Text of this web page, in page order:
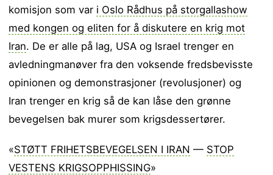
komisjon som var i Oslo Rådhus på storgallashow
med kongen og eliten for å diskutere en krig mot
Iran. De er alle på lag, USA og Israel trenger en
avledningmanøver fra den voksende fredsbevisste
opinionen og demonstrasjoner (revolusjoner) og
Iran trenger en krig så de kan låse den grønne
bevegelsen bak murer som krigsdessertører.
«STØTT FRIHETSBEVEGELSEN I IRAN — STOP
VESTENS KRIGSOPPHISSING»